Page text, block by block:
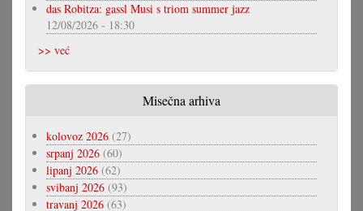
das Robitza: gassl Musi s triom summer jazz
12/08/2026 - 18:30
>> već
Misečna arhiva
kolovoz 2026 (27)
srpanj 2026 (60)
lipanj 2026 (62)
svibanj 2026 (93)
travanj 2026 (63)